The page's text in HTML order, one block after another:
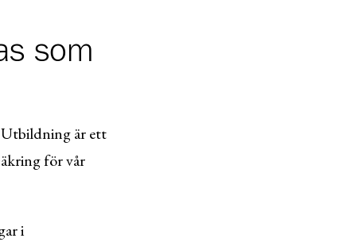
som
Utbildning är ett
för vår
i